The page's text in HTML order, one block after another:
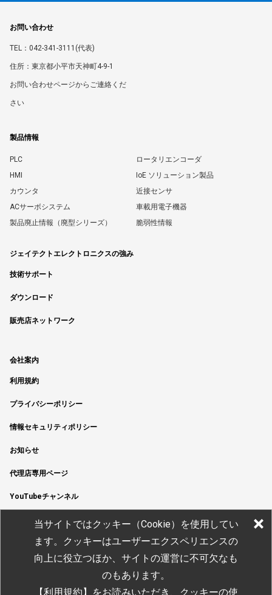
お問い合わせ
TEL：042-341-3111(代表)
住所：東京都小平市天神町4-9-1
お問い合わせページからご連絡くだ
さい
製品情報
PLC
ロータリエンコーダ
HMI
IoE ソリューション製品
カウンタ
近接センサ
ACサーボシステム
車載用電子機器
製品廃止情報（廃型シリーズ）
脆弱性情報
ジェイテクトエレクトロニクスの強み
技術サポート
ダウンロード
販売店ネットワーク
会社案内
利用規約
プライバシーポリシー
情報セキュリティポリシー
お知らせ
代理店専用ページ
YouTubeチャンネル
当サイトではクッキー（Cookie）を使用してい
ます。クッキーはユーザーエクスペリエンスの
向上に役立つほか、サイトの運営に不可欠なも
のもあります。
【利用規約】
をお読みいただき 、クッキーの使